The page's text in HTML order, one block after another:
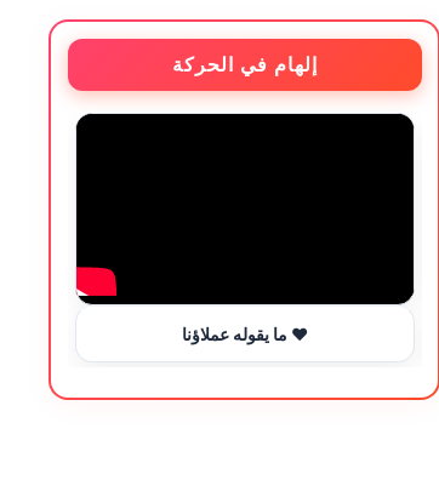
إلهام في الحركة
ما يقوله عملاؤنا ❤️